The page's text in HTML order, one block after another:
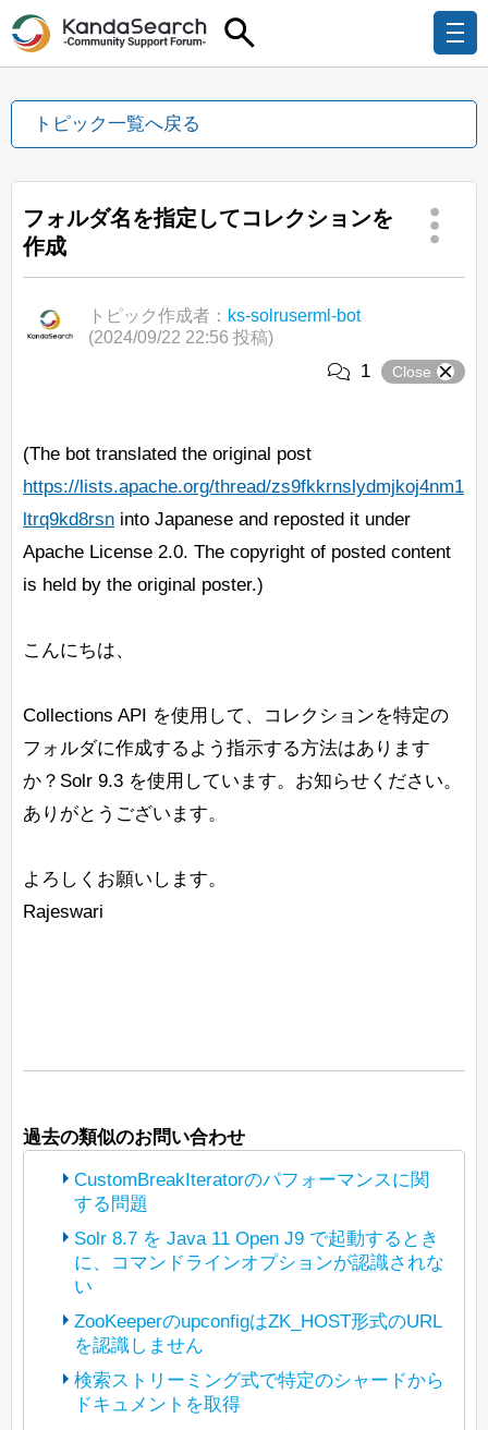
トピック一覧へ戻る
フォルダ名を指定してコレクションを
作成
トピック作成者： ks-solruserml-bot
(2024/09/22 22:56 投稿)
1 Close
(The bot translated the original post
https://lists.apache.org/thread/zs9fkkrnslydmjkoj4nm1
ltrq9kd8rsn into Japanese and reposted it under
Apache License 2.0. The copyright of posted content
is held by the original poster.)
こんにちは、
Collections API を使用して、コレクションを特定の
フォルダに作成するよう指示する方法はあります
か？Solr 9.3 を使用しています。お知らせください。
ありがとうございます。
よろしくお願いします。
Rajeswari
過去の類似のお問い合わせ
CustomBreakIteratorのパフォーマンスに関
する問題
(The bot translated the original post
dl3dbyb77vnmlfdlcg0dcd
into Japanese and reposted it under
Apache License 2.0. The copyright of
posted content is held by the original
poster.)
Solr 8.7 を Java 11 Open J9 で起動するとき
に、コマンドラインオプションが認識されな
い
(The bot translated the original post
https://lists.apache.org/thread/p3t5jbhwz
y7xgyv1rlyzcqyl5d4295b5
into Japanese and reposted it under
ZooKeeperのupconfigはZK_HOST形式のURL
を認識しません
(The bot translated the original post
検索ストリーミング式で特定のシャードから
ドキュメントを取得